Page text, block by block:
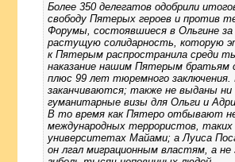
Более 350 делегатов одобрили
свободу Пятерых героев и против
Форумы, состоявшиеся в Ольгине
растущую солидарность, которую
к Пятерым распространила среди
наказание нашим Пятерым братьям
плюс 99 лет тюремного
заканчиваются; также не выданы
гуманитарные визы для Ольги и
В то время как Пятеро отбывают
международных террористов,
университетах Майами; а Луиса
он лгал миграционным властям, а